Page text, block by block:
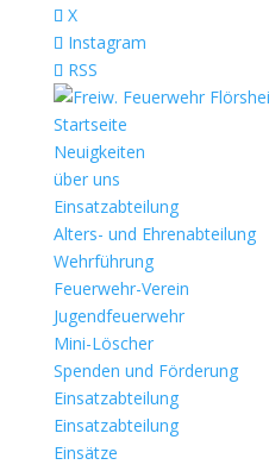
X
Instagram
RSS
Startseite
Neuigkeiten
über uns
Einsatzabteilung
Alters- und Ehrenabteilung
Wehrführung
Feuerwehr-Verein
Jugendfeuerwehr
Mini-Löscher
Spenden und Förderung
Einsatzabteilung
Einsatzabteilung
Einsätze